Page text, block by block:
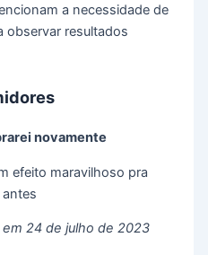
a necessidade de
observar resultados
novamente
efeito maravilhoso pra
24 de julho de 2023